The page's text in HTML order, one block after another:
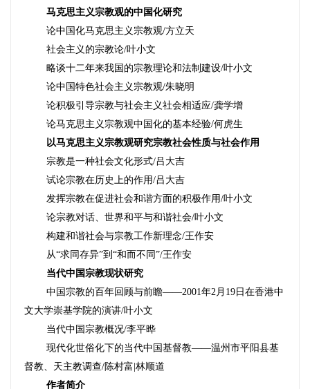
马克思主义宗教观的中国化研究
论中国化马克思主义宗教观/方立天
社会主义的宗教论/叶小文
略谈十二年来我国的宗教理论和法制建设/叶小文
论中国特色社会主义宗教观/朱晓明
论积极引导宗教与社会主义社会相适应/龚学增
论马克思主义宗教观中国化的基本经验/何虎生
以马克思主义宗教观研究宗教社会性质与社会作用
宗教是一种社会文化形式/吕大吉
试论宗教在历史上的作用/吕大吉
发挥宗教在促进社会和谐方面的积极作用/叶小文
论宗教对话、世界和平与和谐社会/叶小文
构建和谐社会与宗教工作新理念/王作安
从“求同存异”到“和而不同”/王作安
当代中国宗教现状研究
中国宗教的百年回顾与前瞻——2001年2月 19日在香港中
文大学崇基学院的演讲/叶小文
当代中国宗教概况/李平晔
现代化世俗化下的当代中国基督教——温州市平阳县基
督教、天主教调查/陈村富 林顺道
作者简介